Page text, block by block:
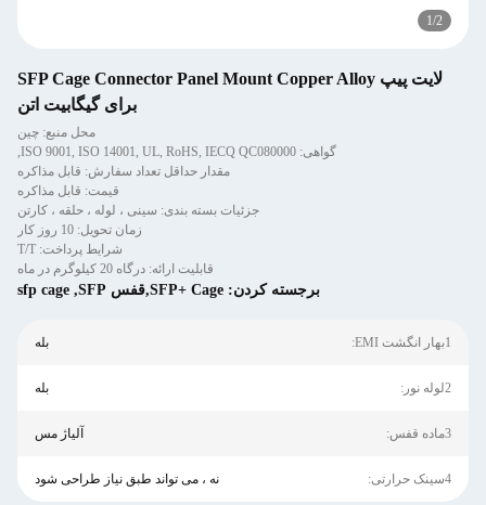
1/2
لایت پیپ SFP Cage Connector Panel Mount Copper Alloy
برای گیگابیت اتن
محل منبع: چین
گواهی: ISO 9001, ISO 14001, UL, RoHS, IECQ QC080000,
مقدار حداقل تعداد سفارش: قابل مذاکره
قیمت: قابل مذاکره
جزئیات بسته بندی: سینی ، لوله ، حلقه ، کارتن
زمان تحویل: 10 روز کار
شرایط پرداخت: T/T
قابلیت ارائه: درگاه 20 کیلوگرم در ماه
برجسته کردن: SFP+ Cage,قفس SFP ,
sfp cage
1بهار انگشت EMI: بله
2لوله نور: بله
3ماده قفس: آلیاژ مس
4سینک حرارتی: نه ، می تواند طبق نیاز طراحی شود